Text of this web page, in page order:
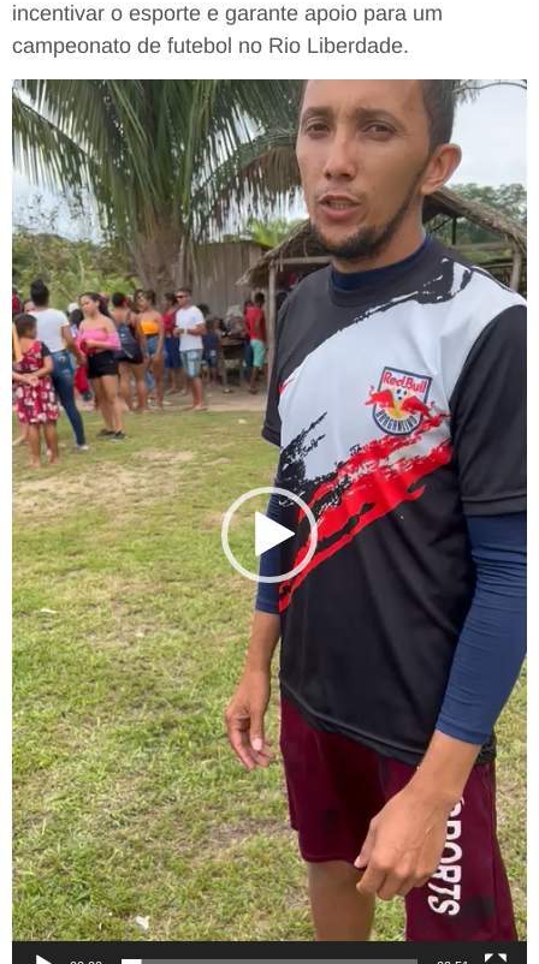
incentivar o esporte e garante apoio para um
campeonato de futebol no Rio Liberdade.
Tocador
de
vídeo